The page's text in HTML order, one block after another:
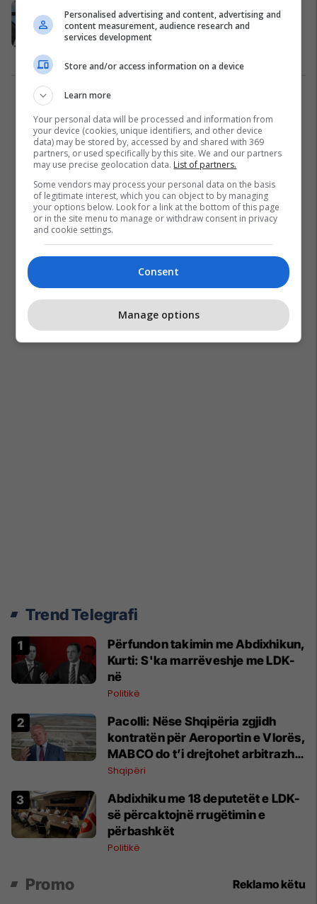
Agusholli flet për ndalimin nga
autoritetet serbe: Më morën në
pyetje katër orë
Trend Telegrafi
Përfundon takimin me Abdixhikun,
Kurti: S'ka marrëveshje me LDK-
në
Politikë
Pacolli: Nëse Shqipëria zgjidh
kontratën për Aeroportin e Vlorës,
MABCO do t’i drejtohet arbitrazhit
ndërkombëtar
Shqipëri
Abdixhiku me 18 deputetët e LDK-
së përcaktojnë rrugëtimin e
përbashkët
Politikë
Promo Reklamo këtu
Personalised advertising and content, advertising and
content measurement, audience research and
services development
Store and/or access information on a device
Learn more
Your personal data will be processed and information from
your device (cookies, unique identifiers, and other device
data) may be stored by, accessed by and shared with 369
partners, or used specifically by this site. We and our partners
may use precise geolocation data. List of partners.
Some vendors may process your personal data on the basis
of legitimate interest, which you can object to by managing
your options below. Look for a link at the bottom of this page
or in the site menu to manage or withdraw consent in privacy
and cookie settings.
Consent
Manage options